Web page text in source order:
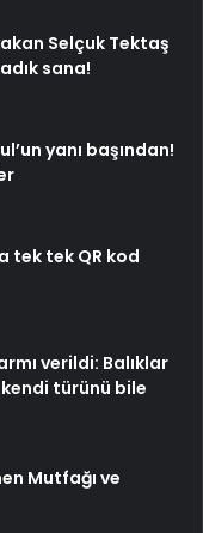
Selçuk Tektaş
sana!
yanı başından!
tek tek QR kod
verildi: Balıklar
türünü bile
Mutfağı ve